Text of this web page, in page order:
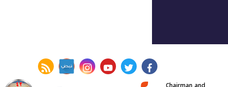
facebook
twitter
youtube
instagram
rss feed